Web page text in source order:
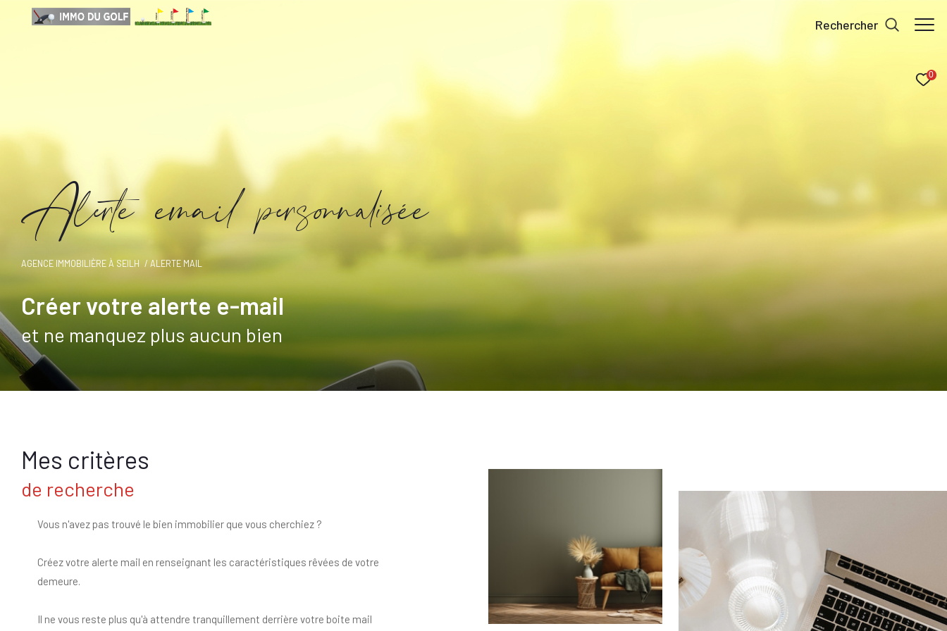
0
rechercher
Alete emai pesonaiée
AGENCE IMMOBILIÈRE À SEILH ALERTE MAIL
Créer votre alerte e-mail
et ne manquez plus aucun bien
Mes critères
de recherche
Vous n'avez pas trouvé le bien immobilier que vous cherchiez ?
Créez votre alerte mail en renseignant les caractéristiques rêvées de votre
demeure.
Il ne vous reste plus qu'à attendre tranquillement derrière votre boite mail